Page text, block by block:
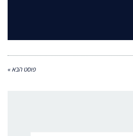
פוסט הבא »